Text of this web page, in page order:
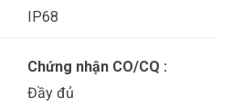
IP68
Chứng nhận CO/CQ :
Đầy đủ